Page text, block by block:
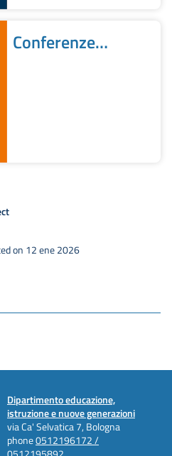
Conferenze
on 12 ene 2026
Dipartimento educazione,
istruzione e nuove generazioni
via Ca' Selvatica 7, Bologna
phone0512196172 /